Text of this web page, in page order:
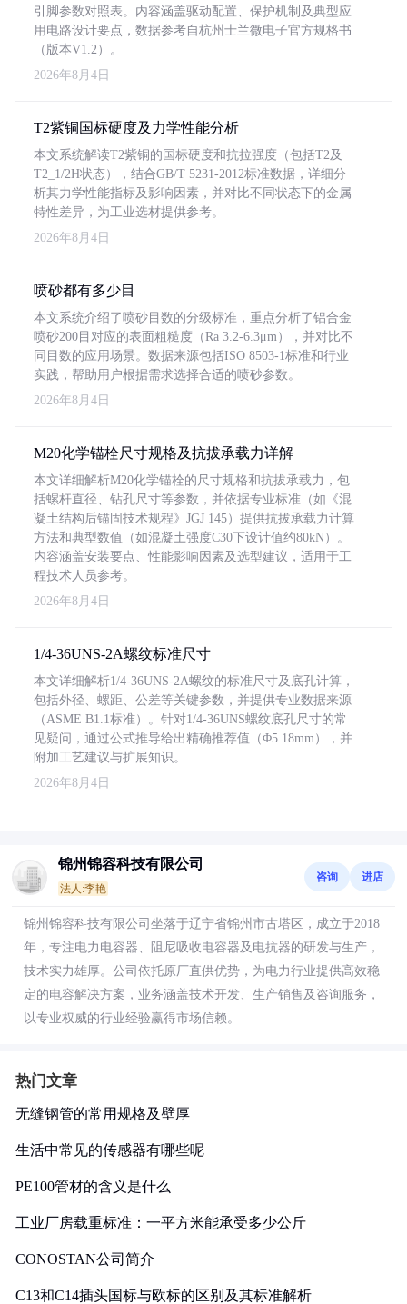
引脚参数对照表。内容涵盖驱动配置、保护机制及典型应
用电路设计要点，数据参考自杭州士兰微电子官方规格书
（版本V1.2）。
2026年8月4日
T2紫铜国标硬度及力学性能分析
本文系统解读T2紫铜的国标硬度和抗拉强度（包括T2及
T2_1/2H状态），结合GB/T 5231-2012标准数据，详细分
析其力学性能指标及影响因素，并对比不同状态下的金属
特性差异，为工业选材提供参考。
2026年8月4日
喷砂都有多少目
本文系统介绍了喷砂目数的分级标准，重点分析了铝合金
喷砂200目对应的表面粗糙度（Ra 3.2-6.3μm），并对比不
同目数的应用场景。数据来源包括ISO 8503-1标准和行业
实践，帮助用户根据需求选择合适的喷砂参数。
2026年8月4日
M20化学锚栓尺寸规格及抗拔承载力详解
本文详细解析M20化学锚栓的尺寸规格和抗拔承载力，包
括螺杆直径、钻孔尺寸等参数，并依据专业标准（如《混
凝土结构后锚固技术规程》JGJ 145）提供抗拔承载力计算
方法和典型数值（如混凝土强度C30下设计值约80kN）。
内容涵盖安装要点、性能影响因素及选型建议，适用于工
程技术人员参考。
2026年8月4日
1/4-36UNS-2A螺纹标准尺寸
本文详细解析1/4-36UNS-2A螺纹的标准尺寸及底孔计算，
包括外径、螺距、公差等关键参数，并提供专业数据来源
（ASME B1.1标准）。针对1/4-36UNS螺纹底孔尺寸的常
见疑问，通过公式推导给出精确推荐值（Φ5.18mm），并
附加工艺建议与扩展知识。
2026年8月4日
锦州锦容科技有限公司
法人:李艳
咨询 进店
锦州锦容科技有限公司坐落于辽宁省锦州市古塔区，成立于2018
年，专注电力电容器、阻尼吸收电容器及电抗器的研发与生产，
技术实力雄厚。公司依托原厂直供优势，为电力行业提供高效稳
定的电容解决方案，业务涵盖技术开发、生产销售及咨询服务，
以专业权威的行业经验赢得市场信赖。
热门文章
无缝钢管的常用规格及壁厚
生活中常见的传感器有哪些呢
PE100管材的含义是什么
工业厂房载重标准：一平方米能承受多少公斤
CONOSTAN公司简介
C13和C14插头国标与欧标的区别及其标准解析